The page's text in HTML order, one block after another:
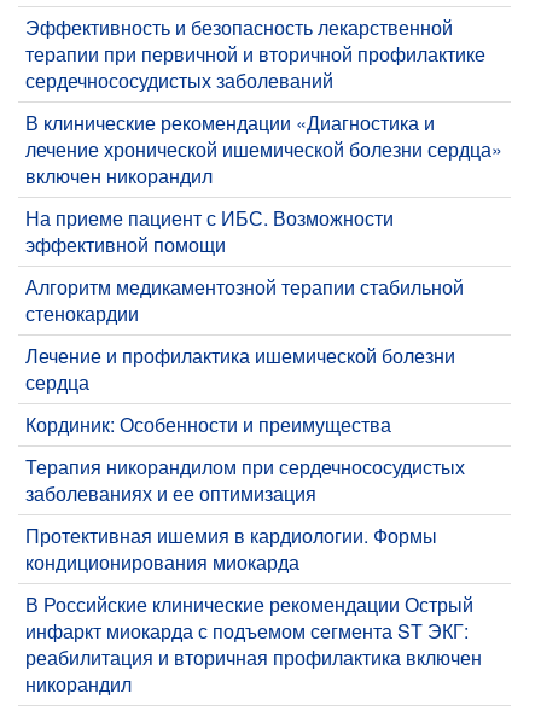
Эффективность и безопасность лекарственной
терапии при первичной и вторичной профилактике
сердечнососудистых заболеваний
В клинические рекомендации «Диагностика и
лечение хронической ишемической болезни сердца»
включен никорандил
На приеме пациент с ИБС. Возможности
эффективной помощи
Алгоритм медикаментозной терапии стабильной
стенокардии
Лечение и профилактика ишемической болезни
сердца
Кординик: Особенности и преимущества
Терапия никорандилом при сердечнососудистых
заболеваниях и ее оптимизация
Протективная ишемия в кардиологии. Формы
кондиционирования миокарда
В Российские клинические рекомендации Острый
инфаркт миокарда с подъемом сегмента ST ЭКГ:
реабилитация и вторичная профилактика включен
никорандил